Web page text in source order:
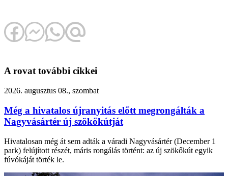
A rovat további cikkei
2026. augusztus 08., szombat
Még a hivatalos újranyitás előtt megrongálták a
Nagyvásártér új szökőkútját
Hivatalosan még át sem adták a váradi Nagyvásártér (December 1
park) felújított részét, máris rongálás történt: az új szökőkút egyik
fúvókáját törték le.